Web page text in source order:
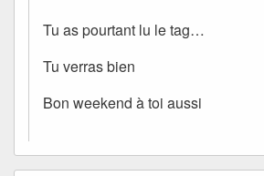
Tu as pourtant lu le tag…
Tu verras bien
Bon weekend à toi aussi